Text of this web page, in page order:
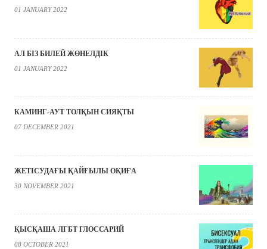
01 JANUARY 2022
АЛ БІЗ БИЛЕЙ ЖӨНЕЛДІК
01 JANUARY 2022
КАМИНГ-АУТ ТОЛҚЫН СИЯҚТЫ
07 DECEMBER 2021
ЖЕТІСУДАҒЫ ҚАЙҒЫЛЫ ОҚИҒА
30 NOVEMBER 2021
ҚЫСҚАША ЛГБТ ГЛОССАРИЙ
08 OCTOBER 2021